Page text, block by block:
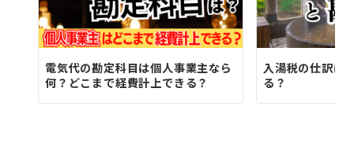
電気代の勘定科目は個人事業主なら
何？どこまで経費計上できる？
入湯税の仕訳は
る？